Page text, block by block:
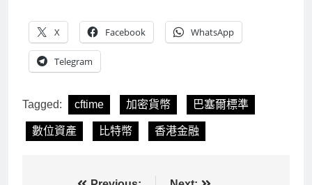
X Facebook WhatsApp
Telegram
Tagged: cftime 加密貨幣 巴塞爾標準
數位資產 比特幣 香港金融